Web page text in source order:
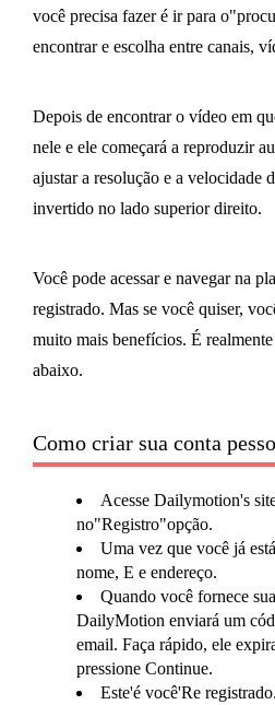
você precisa fazer é ir para
encontrar e escolha entre canais,
Depois de encontrar o vídeo em
nele e ele começará a reproduzir
ajustar a resolução e a velocidade
invertido no lado superior direito.
Você pode acessar e navegar na
registrado. Mas se você quiser,
muito mais benefícios. É
abaixo.
Como criar sua conta
Acesse Dailymotion's
no"Registro"opção.
Uma vez que você já
nome, E e endereço.
Quando você fornece
DailyMotion enviará um
email. Faça rápido, ele
pressione Continue.
Este'é você'Re